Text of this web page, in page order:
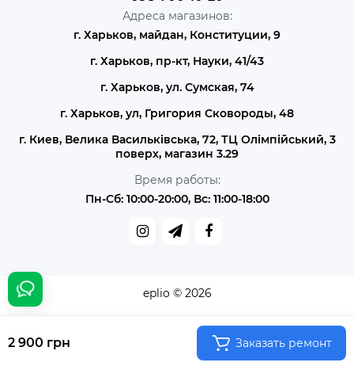
2 900 грн Заказать ремонт
Адреса магазинов:
г. Харьков, майдан, Конституции, 9
г. Харьков, пр-кт, Науки, 41/43
г. Харьков, ул. Сумская, 74
г. Харьков, ул, Григория Сковороды, 48
г. Киев, Велика Васильківська, 72, ТЦ Олімпійський, 3
поверх, магазин 3.29
Время работы:
Пн-Сб: 10:00-20:00, Вс: 11:00-18:00
eplio © 2026